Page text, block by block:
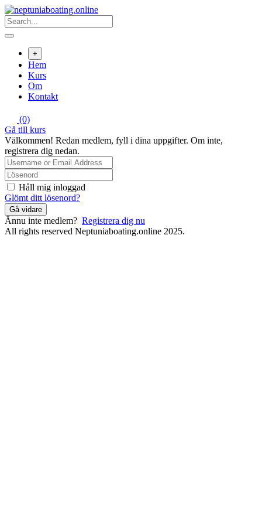
Skip
to
content
+
Hem
Kurs
Om
Kontakt
(0)
Gå till kurs
Välkommen! Redan medlem, fyll i dina uppgifter. Om inte,
registrera dig nedan.
Håll mig inloggad
Glömt ditt lösenord?
Gå vidare
Ännu inte medlem? Registrera dig nu
All rights reserved Neptuniaboating.online 2025.